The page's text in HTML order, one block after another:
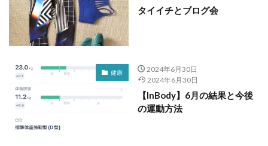
タイイチとブログ会
健康
2024年6月30日
2024年6月30日
【InBody】6月の結果と今後
の運動方法